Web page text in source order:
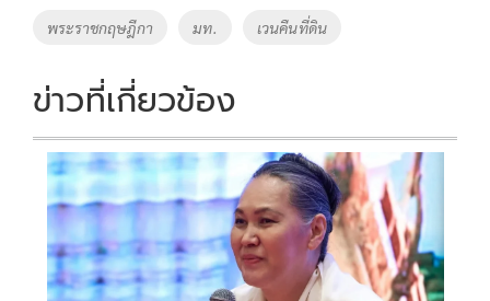
k
พระราชกฤษฎีกา มท. เวนคืนที่ดิน
ข่าวที่เกี่ยวข้อง